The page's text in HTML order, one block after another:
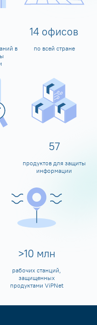
в
14 офисов
по всей стране
60
продуктов для защиты
информации
>10 млн
рабочих станций,
защищенных
продуктами ViPNet